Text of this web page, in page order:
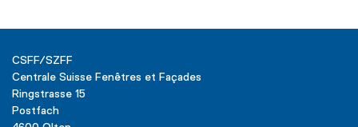
CSFF/SZFF
Centrale Suisse Fenêtres et Façades
Ringstrasse 15
Postfach